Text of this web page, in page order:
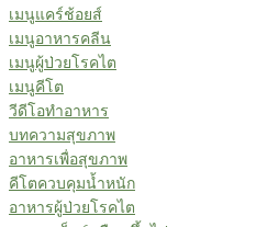
เมนูแคร์ช้อยส์
เมนูอาหารคลีน
เมนูผู้ป่วยโรคไต
เมนูคีโต
วีดีโอทำอาหาร
บทความสุขภาพ
อาหารเพื่อสุขภาพ
คีโตควบคุมน้ำหนัก
อาหารผู้ป่วยโรคไต